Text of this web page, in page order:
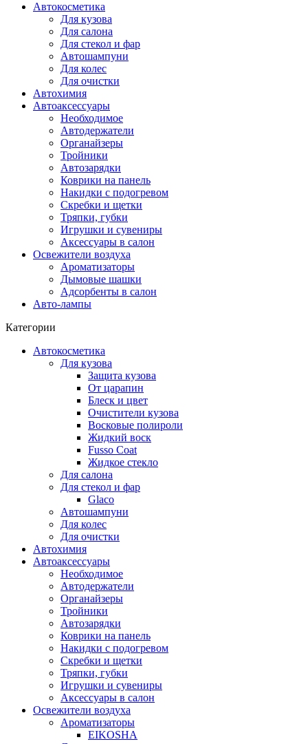
Автокосметика
Для кузова
Для салона
Для стекол и фар
Автошампуни
Для колес
Для очистки
Автохимия
Автоаксессуары
Необходимое
Автодержатели
Органайзеры
Тройники
Автозарядки
Коврики на панель
Накидки с подогревом
Скребки и щетки
Тряпки, губки
Игрушки и сувениры
Аксессуары в салон
Освежители воздуха
Ароматизаторы
Дымовые шашки
Адсорбенты в салон
Авто-лампы
Категории
Автокосметика
Для кузова
Защита кузова
От царапин
Блеск и цвет
Очистители кузова
Восковые полироли
Жидкий воск
Fusso Coat
Жидкое стекло
Для салона
Для стекол и фар
Glaco
Автошампуни
Для колес
Для очистки
Автохимия
Автоаксессуары
Необходимое
Автодержатели
Органайзеры
Тройники
Автозарядки
Коврики на панель
Накидки с подогревом
Скребки и щетки
Тряпки, губки
Игрушки и сувениры
Аксессуары в салон
Освежители воздуха
Ароматизаторы
EIKOSHA